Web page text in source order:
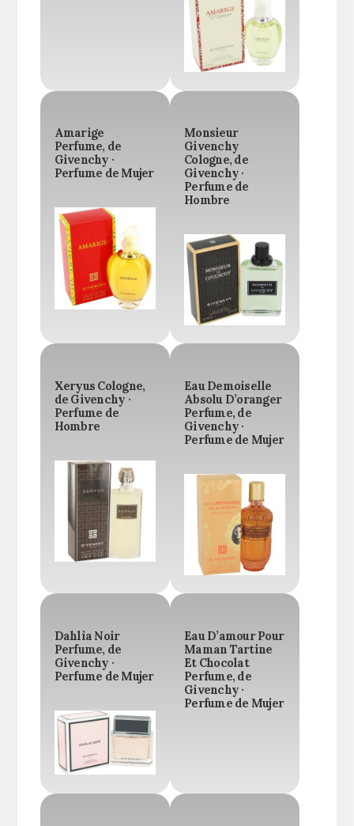
Amarige
Perfume, de
Givenchy ·
Perfume de Mujer
Monsieur
Givenchy
Cologne, de
Givenchy ·
Perfume de
Hombre
Xeryus Cologne,
de Givenchy ·
Perfume de
Hombre
Eau Demoiselle
Absolu D’oranger
Perfume, de
Givenchy ·
Perfume de Mujer
Dahlia Noir
Perfume, de
Givenchy ·
Perfume de Mujer
Eau D’amour Pour
Maman Tartine
Et Chocolat
Perfume, de
Givenchy ·
Perfume de Mujer